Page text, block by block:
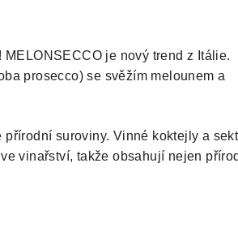
je nový trend z Itálie.
prosecco) se svěžím melounem a
suroviny. Vinné koktejly a
vinařství, takže obsahují nejen